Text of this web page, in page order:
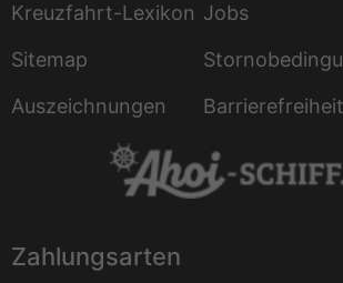
Kreuzfahrt-Lexikon Jobs
Sitemap
Auszeichnungen
Barrierefreiheit
Zahlungsarten